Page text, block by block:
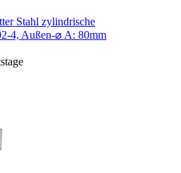
Stahl zylindrische
4, Außen-⌀ A: 80mm